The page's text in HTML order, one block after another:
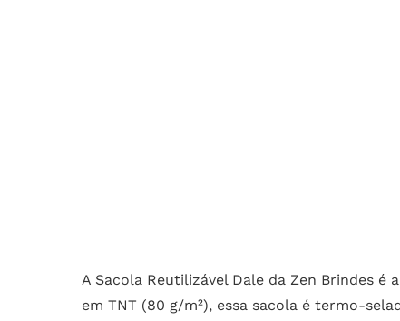
A Sacola Reutilizável Dale da Zen Brindes
em TNT (80 g/m²), essa sacola é termo-